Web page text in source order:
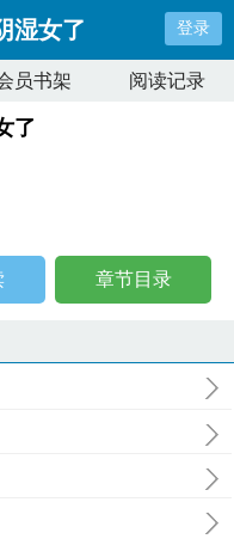
湿女了 登录
员书架 阅读记录
了
章节目录